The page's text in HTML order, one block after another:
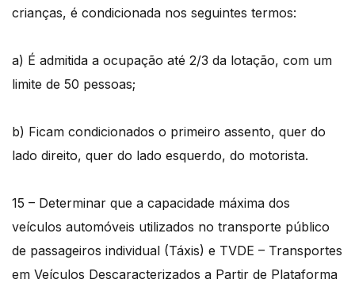
crianças, é condicionada nos seguintes termos:
a) É admitida a ocupação até 2/3 da lotação, com um
limite de 50 pessoas;
b) Ficam condicionados o primeiro assento, quer do
lado direito, quer do lado esquerdo, do motorista.
15 – Determinar que a capacidade máxima dos
veículos automóveis utilizados no transporte público
de passageiros individual (Táxis) e TVDE – Transportes
em Veículos Descaracterizados a Partir de Plataforma